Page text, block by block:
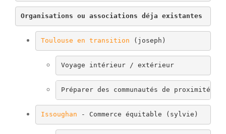
Organisations ou associations déja existantes
Toulouse en transition (joseph)
Voyage intérieur / extérieur
Préparer des communautés de proximité
Issoughan - Commerce équitable (sylvie)